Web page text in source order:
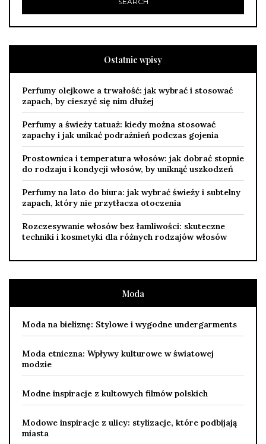
Ostatnie wpisy
Perfumy olejkowe a trwałość: jak wybrać i stosować
zapach, by cieszyć się nim dłużej
Perfumy a świeży tatuaż: kiedy można stosować
zapachy i jak unikać podrażnień podczas gojenia
Prostownica i temperatura włosów: jak dobrać stopnie
do rodzaju i kondycji włosów, by uniknąć uszkodzeń
Perfumy na lato do biura: jak wybrać świeży i subtelny
zapach, który nie przytłacza otoczenia
Rozczesywanie włosów bez łamliwości: skuteczne
techniki i kosmetyki dla różnych rodzajów włosów
Moda
Moda na bieliznę: Stylowe i wygodne undergarments
Moda etniczna: Wpływy kulturowe w światowej
modzie
Modne inspiracje z kultowych filmów polskich
Modowe inspiracje z ulicy: stylizacje, które podbijają
miasta